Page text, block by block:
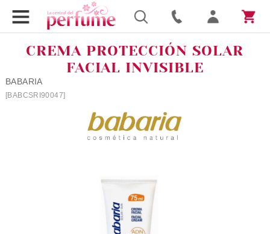
CREMA PROTECCIÓN SOLAR
FACIAL INVISIBLE
BABARIA
[BABCSRI90047]